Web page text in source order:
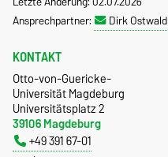
Ansprechpartner:
Dirk Ostwald
KONTAKT
Otto-von-Guericke-
Universität Magdeburg
Universitätsplatz 2
39106 Magdeburg
+49 391 67-01